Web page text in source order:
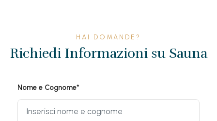
HAI DOMANDE?
Richiedi Informazioni su Sauna
Nome e Cognome*